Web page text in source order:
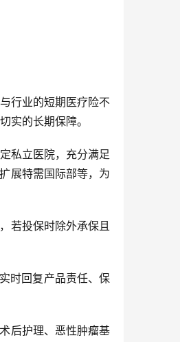
行业的短期医疗险不
实的长期保障。
私立医院，充分满足
展特需国际部等，为
若投保时除外承保且
时回复产品责任、保
后护理、恶性肿瘤基